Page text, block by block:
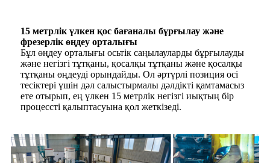
15 метрлік үлкен қос бағаналы бұрғылау және
фрезерлік өңдеу орталығы
Бұл өңдеу орталығы осьтік саңылауларды бұрғылауды
және негізгі тұтқаны, қосалқы тұтқаны және қосалқы
тұтқаны өңдеуді орындайды. Ол әртүрлі позиция осі
тесіктері үшін дәл салыстырмалы дәлдікті қамтамасыз
ете отырып, ең үлкен 15 метрлік негізгі иықтың бір
процессті қалыптасуына қол жеткізеді.